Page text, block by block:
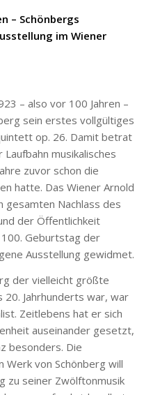
– Schönbergs
im Wiener
– also vor 100 Jahren –
sein erstes vollgültiges
op. 26. Damit betrat
musikalisches
zuvor schon die
hatte. Das Wiener Arnold
gesamten Nachlass des
der Öffentlichkeit
Geburtstag der
Ausstellung gewidmet.
der vielleicht größte
Jahrhunderts war, war
Zeitlebens hat er sich
auseinander gesetzt,
besonders. Die
Werk von Schönberg will
zu seiner Zwölftonmusik